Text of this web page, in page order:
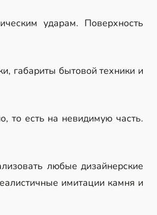
ударам. Поверхность
габариты бытовой техники и
то есть на невидимую часть.
любые дизайнерские
имитации камня и